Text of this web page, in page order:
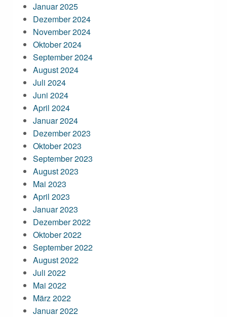
Januar 2025
Dezember 2024
November 2024
Oktober 2024
September 2024
August 2024
Juli 2024
Juni 2024
April 2024
Januar 2024
Dezember 2023
Oktober 2023
September 2023
August 2023
Mai 2023
April 2023
Januar 2023
Dezember 2022
Oktober 2022
September 2022
August 2022
Juli 2022
Mai 2022
März 2022
Januar 2022